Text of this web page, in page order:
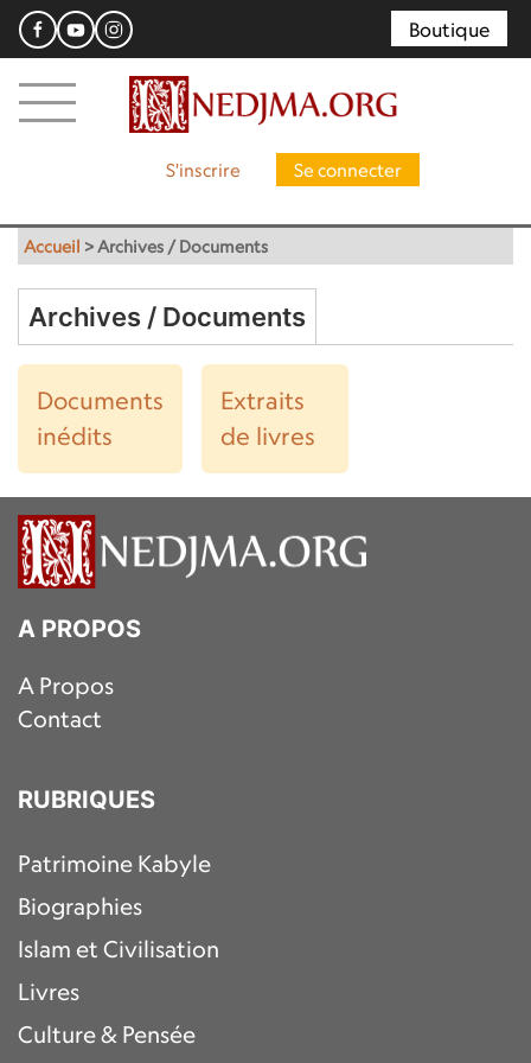
Boutique
S'inscrire Se connecter
Accueil >Archives / Documents
Archives / Documents
Documents
inédits
Extraits
de livres
A PROPOS
A Propos
Contact
RUBRIQUES
Patrimoine Kabyle
Biographies
Islam et Civilisation
Livres
Culture & Pensée